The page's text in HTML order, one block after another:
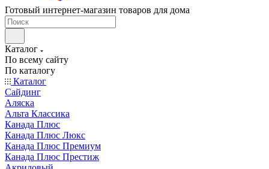
Готовый интернет-магазин товаров для дома
Каталог
По всему сайту
По каталогу
Каталог
Сайдинг
Аляска
Альта Классика
Канада Плюс
Канада Плюс Люкс
Канада Плюс Премиум
Канада Плюс Престиж